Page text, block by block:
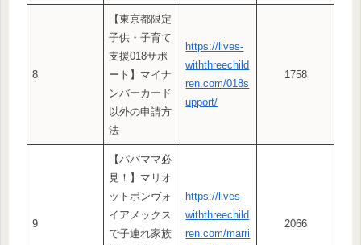
8
【東京都限定
子供・子育て
支援018サポ
ート】マイナ
ンバーカード
以外の申請方
法
https://lives-
withthreechild
ren.com/018s
upport/
1758
9
【パパママ必
見！】マリオ
ットボンヴォ
イアメックス
で子連れ家族
https://lives-
withthreechild
ren.com/marri
2066